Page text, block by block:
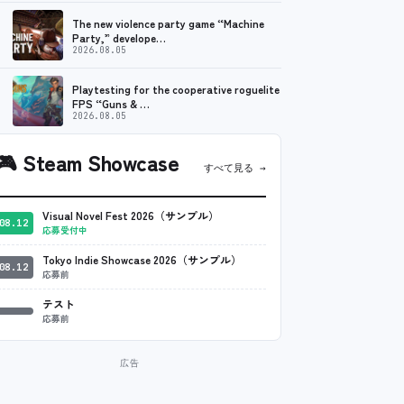
The new violence party game “Machine
Party,” develope…
2026.08.05
Playtesting for the cooperative roguelite
FPS “Guns & …
2026.08.05
Steam Showcase すべて見る →
Visual Novel Fest 2026（サンプル）
応募受付中
Tokyo Indie Showcase 2026（サンプル）
応募前
テスト
応募前